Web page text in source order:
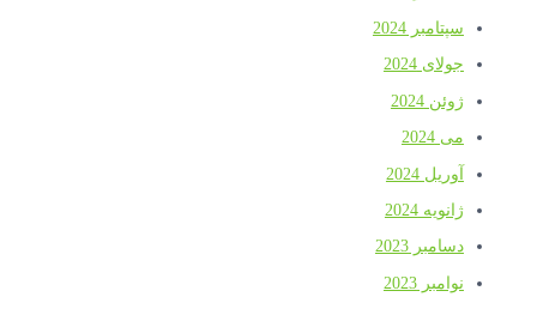
سپتامبر 2024
جولای 2024
ژوئن 2024
می 2024
آوریل 2024
ژانویه 2024
دسامبر 2023
نوامبر 2023